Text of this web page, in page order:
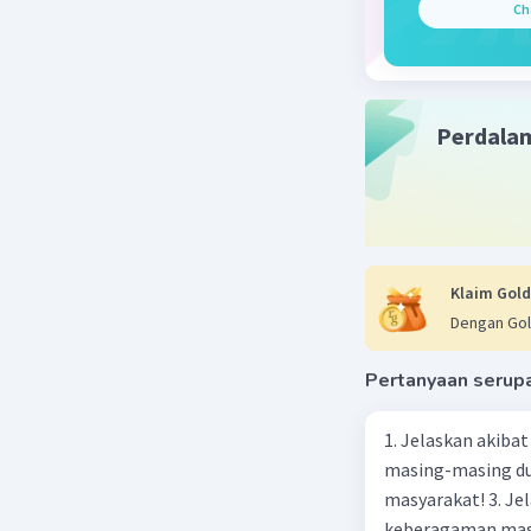
Klaim
Dengan
Pertanyaan
1. Jelaskan akibat
masing-masing
masyarakat! 3. Jelaskan macam-macam konflik yang terjadi akibat